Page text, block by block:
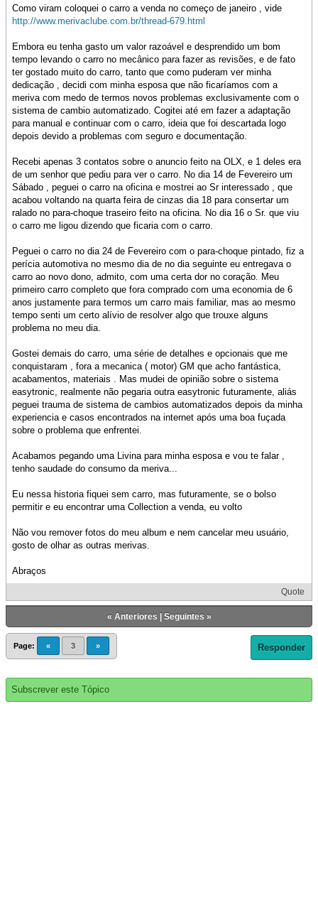
Como viram coloquei o carro a venda no começo de janeiro , vide
http://www.merivaclube.com.br/thread-679.html
Embora eu tenha gasto um valor razoável e desprendido um bom
tempo levando o carro no mecânico para fazer as revisões, e de fato
ter gostado muito do carro, tanto que como puderam ver minha
dedicação , decidi com minha esposa que não ficaríamos com a
meriva com medo de termos novos problemas exclusivamente com o
sistema de cambio automatizado. Cogitei até em fazer a adaptação
para manual e continuar com o carro, ideia que foi descartada logo
depois devido a problemas com seguro e documentação.
Recebi apenas 3 contatos sobre o anuncio feito na OLX, e 1 deles era
de um senhor que pediu para ver o carro. No dia 14 de Fevereiro um
Sábado , peguei o carro na oficina e mostrei ao Sr interessado , que
acabou voltando na quarta feira de cinzas dia 18 para consertar um
ralado no para-choque traseiro feito na oficina. No dia 16 o Sr. que viu
o carro me ligou dizendo que ficaria com o carro.
Peguei o carro no dia 24 de Fevereiro com o para-choque pintado, fiz a
perícia automotiva no mesmo dia de no dia seguinte eu entregava o
carro ao novo dono, admito, com uma certa dor no coração. Meu
primeiro carro completo que fora comprado com uma economia de 6
anos justamente para termos um carro mais familiar, mas ao mesmo
tempo senti um certo alívio de resolver algo que trouxe alguns
problema no meu dia.
Gostei demais do carro, uma série de detalhes e opcionais que me
conquistaram , fora a mecanica ( motor) GM que acho fantástica,
acabamentos, materiais . Mas mudei de opinião sobre o sistema
easytronic, realmente não pegaria outra easytronic futuramente, aliás
peguei trauma de sistema de cambios automatizados depois da minha
experiencia e casos encontrados na internet após uma boa fuçada
sobre o problema que enfrentei.
Acabamos pegando uma Livina para minha esposa e vou te falar ,
tenho saudade do consumo da meriva...
Eu nessa historia fiquei sem carro, mas futuramente, se o bolso
permitir e eu encontrar uma Collection a venda, eu volto
Não vou remover fotos do meu album e nem cancelar meu usuário,
gosto de olhar as outras merivas.
Abraços
Quote
« Anteriores Seguintes »
Page: « 3 » Responder
Subscrever este Tópico